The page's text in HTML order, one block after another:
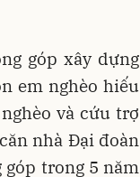
góp xây dựng
em nghèo hiếu
và cứu trợ
nhà Đại đoàn
góp trong 5 năm